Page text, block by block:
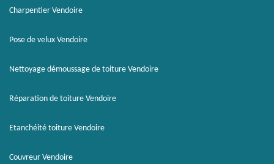
Charpentier Vendoire
Pose de velux Vendoire
Nettoyage démoussage de toiture Vendoire
Réparation de toiture Vendoire
Etanchéité toiture Vendoire
Couvreur Vendoire